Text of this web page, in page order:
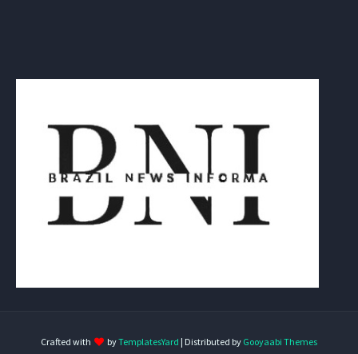
Crafted with byTemplatesYard | Distributed by Gooyaabi Themes